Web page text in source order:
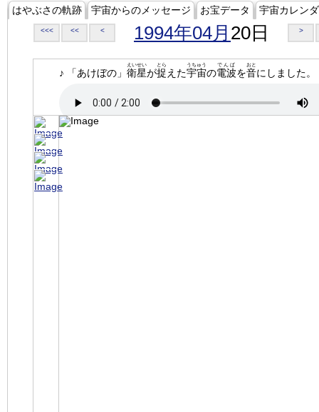
はやぶさの軌跡 宇宙からのメッセージ お宝データ 宇宙カレン
<<< << < 1994年04月 20日 >
♪ 「あけぼの」 衛星
えいせい
が捉
とら
えた宇宙
うちゅう
の電波
でんぱ
を音
おと
にしました。